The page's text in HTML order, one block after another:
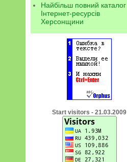
Найбільш повний каталог
Інтернет-ресурсів
Херсонщини
Start visitors - 21.03.2009